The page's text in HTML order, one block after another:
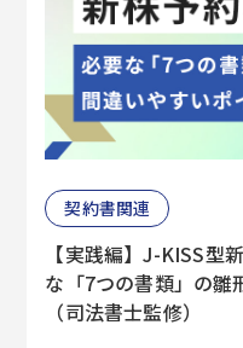
契約書関連
【実践編】J-KISS型
な「7つの書類」の雛
（司法書士監修）